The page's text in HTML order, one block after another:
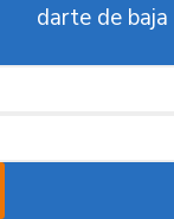
darte de